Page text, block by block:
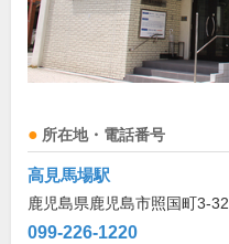
所在地・電話番号
高見馬場駅
鹿児島県鹿児島市照国町3-32
099-226-1220